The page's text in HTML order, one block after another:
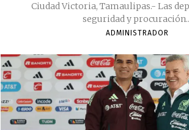
Ciudad Victoria, Tamaulipas.- Las
seguridad y
ADMINISTRADOR